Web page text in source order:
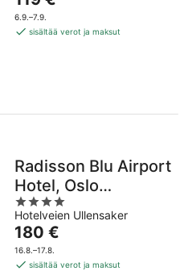
5
on
119 €
6.9.–7.9.
sisältää verot ja maksut
Radisson Blu Airport
Hotel, Oslo
Gardermoen
4
out
of
5
Hotelveien Ullensaker
Hinta
on
180 €
180 €
16.8.–17.8.
sisältää verot ja maksut